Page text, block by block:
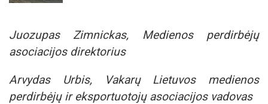
Juozupas Zimnickas, Medienos perdirbėjų
asociacijos direktorius
Arvydas Urbis, Vakarų Lietuvos medienos
perdirbėjų ir eksportuotojų asociacijos vadovas